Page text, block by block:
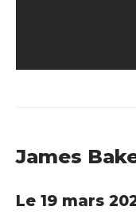
James
Le 19 mars